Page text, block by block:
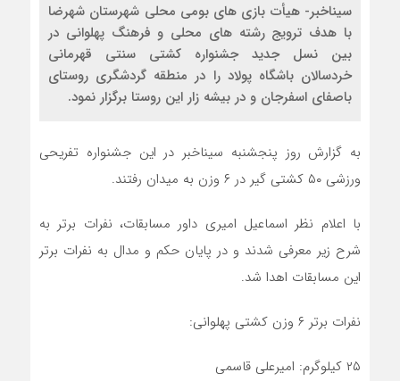
سیناخبر- هیأت بازی های بومی محلی شهرستان شهرضا
با هدف ترویج رشته های محلی و فرهنگ پهلوانی در
بین نسل جدید جشنواره کشتی سنتی قهرمانی
خردسالان باشگاه پولاد را در منطقه گردشگری روستای
باصفای اسفرجان و در بیشه زار این روستا برگزار نمود.
به گزارش روز پنجشنبه سیناخبر در این جشنواره تفریحی
ورزشی ۵۰ کشتی گیر در ۶ وزن به میدان رفتند.
با اعلام نظر اسماعیل امیری داور مسابقات، نفرات برتر به
شرح زیر معرفی شدند و در پایان حکم و مدال به نفرات برتر
این مسابقات اهدا شد.
نفرات برتر ۶ وزن کشتی پهلوانی:
۲۵ کیلوگرم: امیرعلی قاسمی